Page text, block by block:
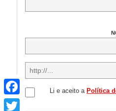
Li e aceito aPolítica